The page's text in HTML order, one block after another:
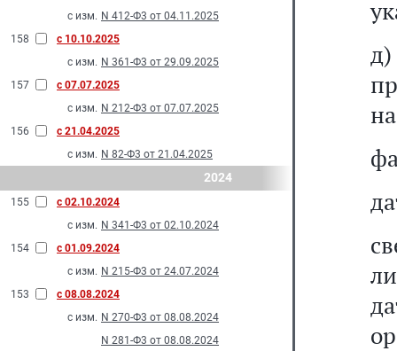
с изм. N 412-Ф3 от 04.11.2025
158
с 10.10.2025
с изм. N 361-Ф3 от 29.09.2025
157
с 07.07.2025
с изм. N 212-Ф3 от 07.07.2025
156
с 21.04.2025
с изм. N 82-Ф3 от 21.04.2025
2024
155
с 02.10.2024
с изм. N 341-Ф3 от 02.10.2024
154
с 01.09.2024
с изм. N 215-Ф3 от 24.07.2024
153
с 08.08.2024
с изм. N 270-Ф3 от 08.08.2024
N 281-Ф3 от 08.08.2024